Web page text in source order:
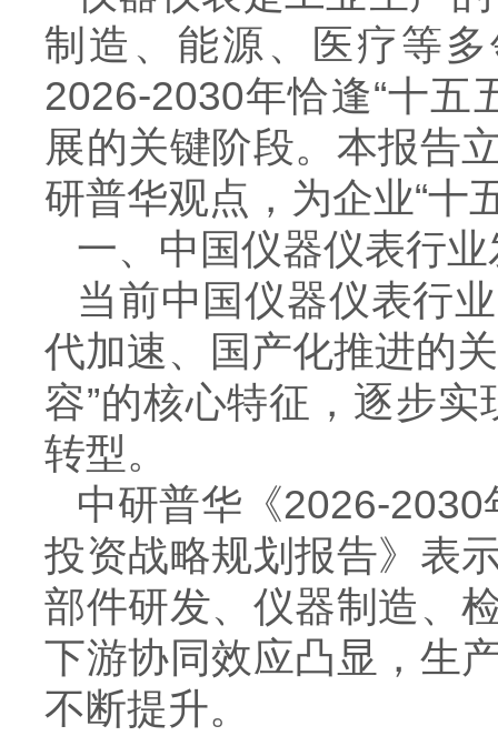
制造、能源、医疗等
2026-2030年恰逢“十五
展的关键阶段。本报告
研普华观点，为企业“十
一、中国仪器仪表行
当前中国仪器仪表行
代加速、国产化推进的
容”的核心特征，逐步实
转型。
中研普华《2026-2030
投资战略规划报告》表
部件研发、仪器制造、
下游协同效应凸显，生
不断提升。